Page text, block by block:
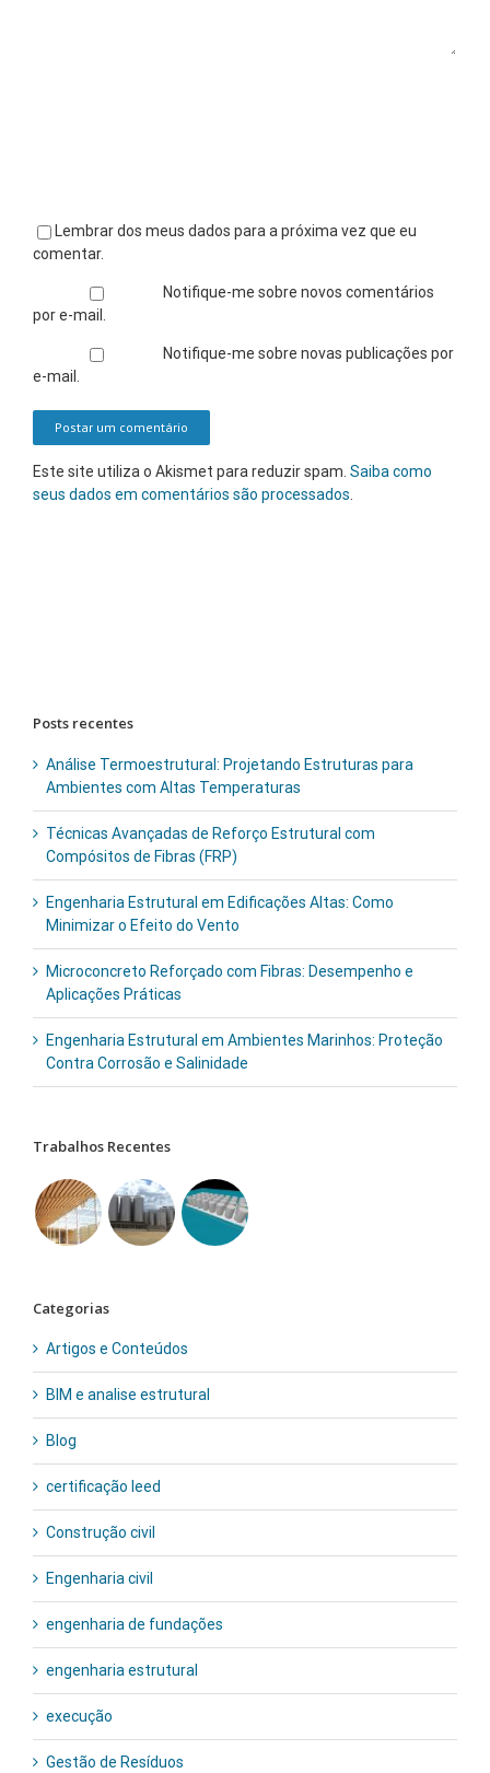
Lembrar dos meus dados para a próxima vez que eu
comentar.
Notifique-me sobre novos comentários
por e-mail.
Notifique-me sobre novas publicações por
e-mail.
Este site utiliza o Akismet para reduzir spam. Saiba como
seus dados em comentários são processados.
Posts recentes
Análise Termoestrutural: Projetando Estruturas para
Ambientes com Altas Temperaturas
Técnicas Avançadas de Reforço Estrutural com
Compósitos de Fibras (FRP)
Engenharia Estrutural em Edificações Altas: Como
Minimizar o Efeito do Vento
Microconcreto Reforçado com Fibras: Desempenho e
Aplicações Práticas
Engenharia Estrutural em Ambientes Marinhos: Proteção
Contra Corrosão e Salinidade
Trabalhos Recentes
Categorias
Artigos e Conteúdos
BIM e analise estrutural
Blog
certificação leed
Construção civil
Engenharia civil
engenharia de fundações
engenharia estrutural
execução
Gestão de Resíduos